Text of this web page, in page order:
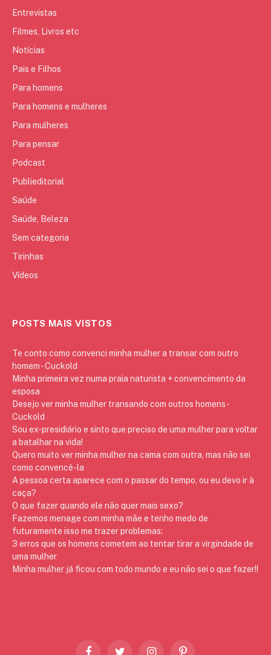
Entrevistas
Filmes, Livros etc
Notícias
Pais e Filhos
Para homens
Para homens e mulheres
Para mulheres
Para pensar
Podcast
Publieditorial
Saúde
Saúde, Beleza
Sem categoria
Tirinhas
Vídeos
POSTS MAIS VISTOS
Te conto como convenci minha mulher a transar com outro
homem - Cuckold
Minha primeira vez numa praia naturista + convencimento da
esposa
Desejo ver minha mulher transando com outros homens -
Cuckold
Sou ex-presidiário e sinto que preciso de uma mulher para voltar
a batalhar na vida!
Quero muito ver minha mulher na cama com outra, mas não sei
como convencê-la
A pessoa certa aparece com o passar do tempo, ou eu devo ir à
caça?
O que fazer quando ele não quer mais sexo?
Fazemos menage com minha mãe e tenho medo de
futuramente isso me trazer problemas:
3 erros que os homens cometem ao tentar tirar a virgindade de
uma mulher
Minha mulher já ficou com todo mundo e eu não sei o que fazer!!